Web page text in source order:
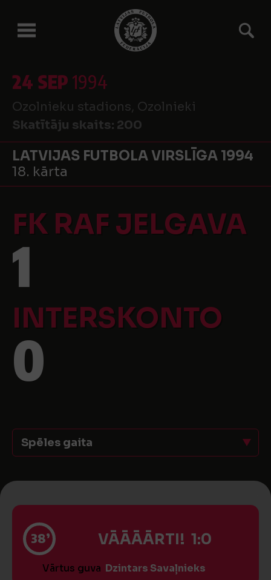
24 SEP 1994
Ozolnieku stadions, Ozolnieki
Skatītāju skaits: 200
LATVIJAS FUTBOLA VIRSLĪGA 1994
18. kārta
FK RAF JELGAVA
1
INTERSKONTO
0
Spēles gaita
38’ VĀĀĀĀRTI! 1:0
Vārtus guva Dzintars Savaļnieks